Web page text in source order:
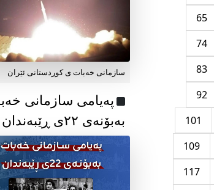
65
74
83
92
101
109
117
سازمانی خەبات ی کوردستانی ئێران
پەیامی سازمانی
بەبۆنەی ۲۲ی ڕێبەندان